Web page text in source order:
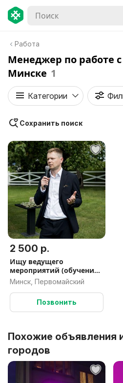
Работа
Менеджер по работе
Минске 1
Категории
Сохранить поиск
2 500 р.
Ищу ведущего
мероприятий (обучение с
нуля)
Минск, Первомайский
Позвонить
Похожие объявления
городов